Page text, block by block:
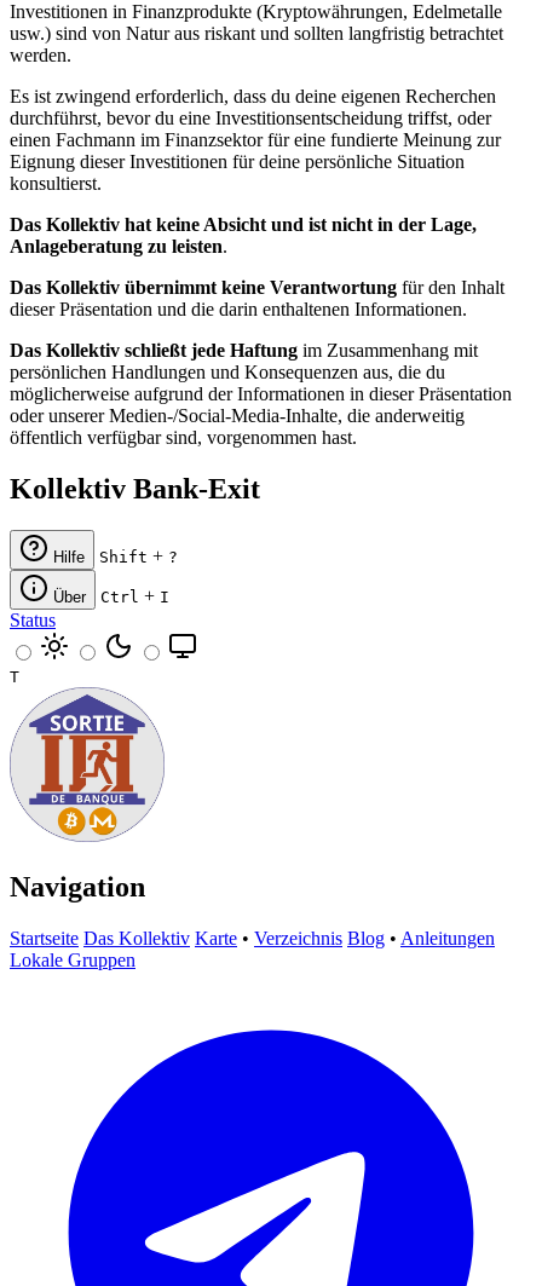
Investitionen in Finanzprodukte (Kryptowährungen, Edelmetalle
usw.) sind von Natur aus riskant und sollten langfristig betrachtet
werden.
Es ist zwingend erforderlich, dass du deine eigenen Recherchen
durchführst, bevor du eine Investitionsentscheidung triffst, oder
einen Fachmann im Finanzsektor für eine fundierte Meinung zur
Eignung dieser Investitionen für deine persönliche Situation
konsultierst.
Das Kollektiv hat keine Absicht und ist nicht in der Lage,
Anlageberatung zu leisten.
Das Kollektiv übernimmt keine Verantwortung für den Inhalt
dieser Präsentation und die darin enthaltenen Informationen.
Das Kollektiv schließt jede Haftung im Zusammenhang mit
persönlichen Handlungen und Konsequenzen aus, die du
möglicherweise aufgrund der Informationen in dieser Präsentation
oder unserer Medien-/Social-Media-Inhalte, die anderweitig
öffentlich verfügbar sind, vorgenommen hast.
Kollektiv Bank-Exit
Hilfe Shift + ?
Über Ctrl + I
Status
T
Navigation
Startseite Das Kollektiv Karte • Verzeichnis Blog • Anleitungen
Lokale Gruppen